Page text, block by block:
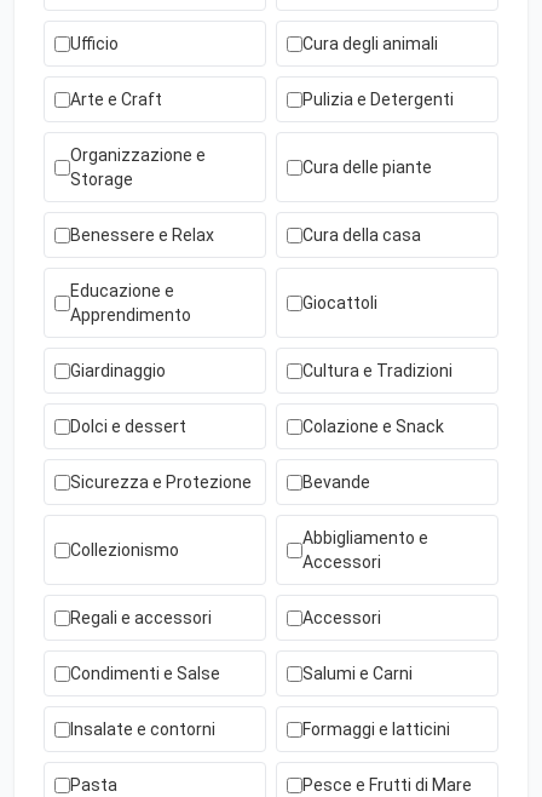
Ufficio Cura degli animali
Arte e Craft Pulizia e Detergenti
Organizzazione e
Storage
Cura delle piante
Benessere e Relax Cura della casa
Educazione e
Apprendimento
Giocattoli
Giardinaggio Cultura e Tradizioni
Dolci e dessert Colazione e Snack
Sicurezza e Protezione Bevande
Collezionismo
Abbigliamento e
Accessori
Regali e accessori Accessori
Condimenti e Salse Salumi e Carni
Insalate e contorni Formaggi e latticini
Pasta Pesce e Frutti di Mare